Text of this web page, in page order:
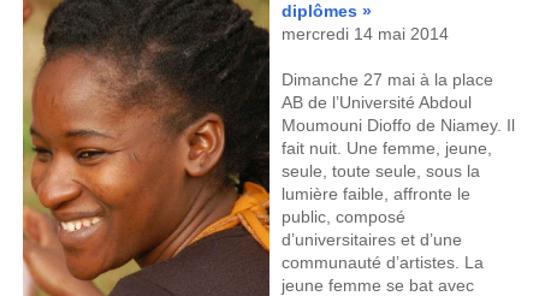
diplômes »
mercredi 14 mai 2014
Dimanche 27 mai à la place
AB de l’Université Abdoul
Moumouni Dioffo de Niamey. Il
fait nuit. Une femme, jeune,
seule, toute seule, sous la
lumière faible, affronte le
public, composé
d’universitaires et d’une
communauté d’artistes. La
jeune femme se bat avec